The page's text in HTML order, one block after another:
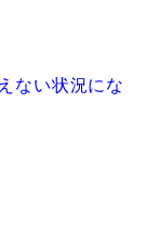
ない状況にな